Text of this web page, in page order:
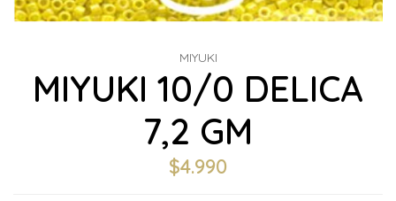
MIYUKI
MIYUKI 10/0 DELICA
7,2 GM
$4.990